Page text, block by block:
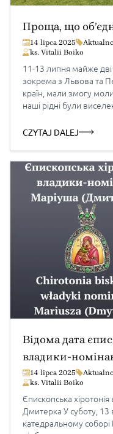
Проща, що
14 lipca 2025
ks. Vitalii Boiko
11-13 липня майже дві
зокрема з Львова та
країн, мали змогу
наші рідні були
історичної та
просвітницьку […]
CZYTAJ DALEJ
Відома дата
владики-
14 lipca 2025
ks. Vitalii Boiko
Єпископська
Дмитерка У суботу,
катедральному